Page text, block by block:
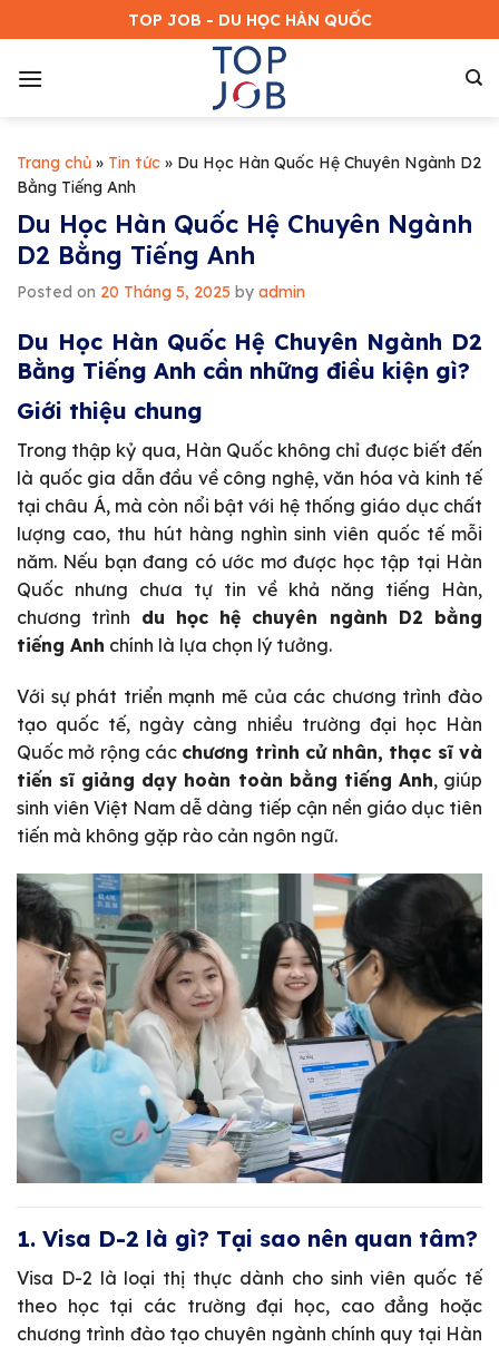
qua
nội
TOP JOB - DU HỌC HÀN QUỐC
Trang chủ » Tin tức » Du Học Hàn Quốc Hệ Chuyên Ngành D2
Bằng Tiếng Anh
Du Học Hàn Quốc Hệ Chuyên Ngành
D2 Bằng Tiếng Anh
Posted on 20 Tháng 5, 2025 by admin
Du Học Hàn Quốc Hệ Chuyên Ngành D2
Bằng Tiếng Anh cần những điều kiện gì?
Giới thiệu chung
Trong thập kỷ qua, Hàn Quốc không chỉ được biết đến
là quốc gia dẫn đầu về công nghệ, văn hóa và kinh tế
tại châu Á, mà còn nổi bật với hệ thống giáo dục chất
lượng cao, thu hút hàng nghìn sinh viên quốc tế mỗi
năm. Nếu bạn đang có ước mơ được học tập tại Hàn
Quốc nhưng chưa tự tin về khả năng tiếng Hàn,
chương trình du học hệ chuyên ngành D2 bằng
tiếng Anh chính là lựa chọn lý tưởng.
Với sự phát triển mạnh mẽ của các chương trình đào
tạo quốc tế, ngày càng nhiều trường đại học Hàn
Quốc mở rộng các chương trình cử nhân, thạc sĩ và
tiến sĩ giảng dạy hoàn toàn bằng tiếng Anh, giúp
sinh viên Việt Nam dễ dàng tiếp cận nền giáo dục tiên
tiến mà không gặp rào cản ngôn ngữ.
1. Visa D-2 là gì? Tại sao nên quan tâm?
Visa D-2 là loại thị thực dành cho sinh viên quốc tế
theo học tại các trường đại học, cao đẳng hoặc
chương trình đào tạo chuyên ngành chính quy tại Hàn